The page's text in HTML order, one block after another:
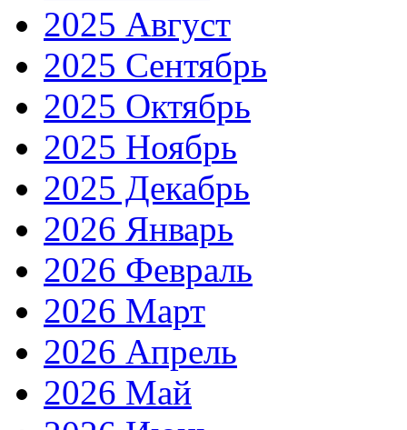
2025 Август
2025 Сентябрь
2025 Октябрь
2025 Ноябрь
2025 Декабрь
2026 Январь
2026 Февраль
2026 Март
2026 Апрель
2026 Май